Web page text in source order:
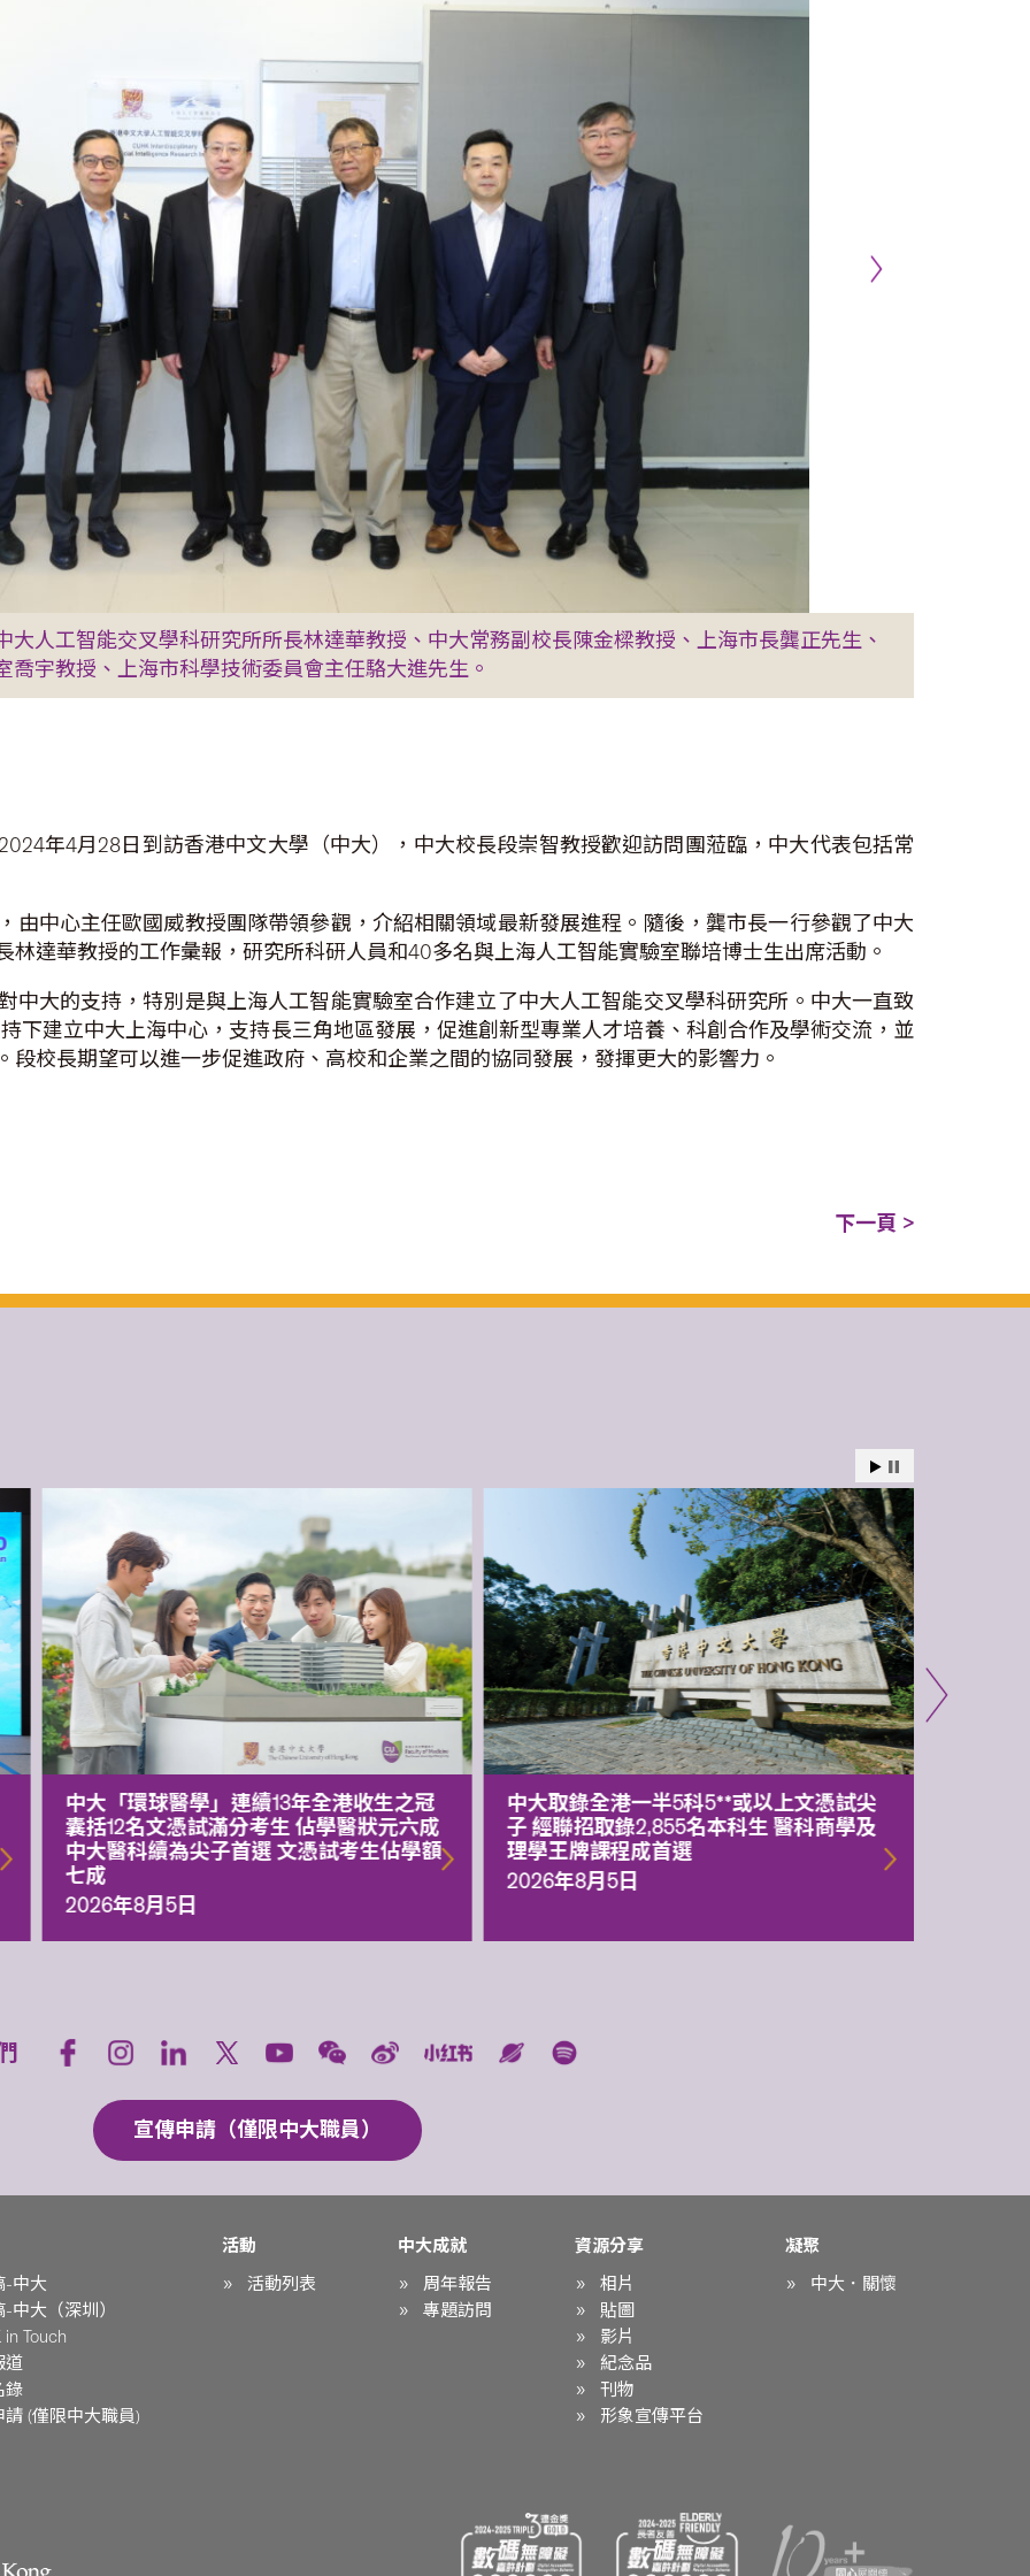
人工智能交叉學科研究所所長林達華教授、中大常務副校長陳金樑教授、上海市長龔正先生、
宇教授、上海市科學技術委員會主任駱大進先生。
年4月28日到訪香港中文大學（中大），中大校長段崇智教授歡迎訪問團蒞臨，中大代表包括常
由中心主任歐國威教授團隊帶領參觀，介紹相關領域最新發展進程。隨後，龔市長一行參觀了中大
達華教授的工作彙報，研究所科研人員和40多名與上海人工智能實驗室聯培博士生出席活動。
中大的支持，特別是與上海人工智能實驗室合作建立了中大人工智能交叉學科研究所。中大一直致
下建立中大上海中心，支持長三角地區發展，促進創新型專業人才培養、科創合作及學術交流，並
校長期望可以進一步促進政府、高校和企業之間的協同發展，發揮更大的影響力。
下一頁 >
中大「環球醫學」連續13年全港收生之冠
囊括12名文憑試滿分考生 佔學醫狀元六成
中大醫科續為尖子首選 文憑試考生佔學額
七成
2026年8月5日
中大取錄全港一半5科5**或以上文憑試尖
子 經聯招取錄2,855名本科生 醫科商學及
理學王牌課程成首選
2026年8月5日
宣傳申請（僅限中大職員）
-中大
中大（深圳）
Touch
道
錄
請 (僅限中大職員)
活動
活動列表
中大成就
周年報告
專題訪問
資源分享
相片
貼圖
影片
紀念品
刊物
形象宣傳平台
凝聚
中大．關懷